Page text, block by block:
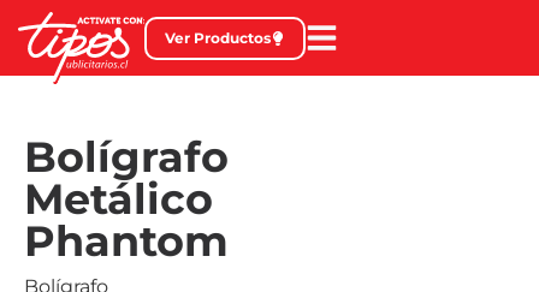
Ver Productos
Bolígrafo
Metálico
Phantom
Bolígrafo